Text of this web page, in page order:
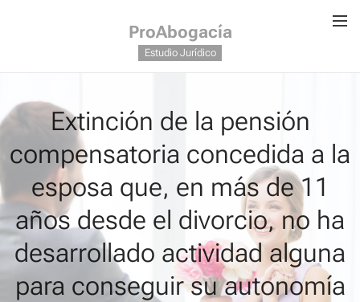
ProAbogacía
Estudio Jurídico
Extinción de la pensión
compensatoria concedida a la
esposa que, en más de 11
años desde el divorcio, no ha
desarrollado actividad alguna
para conseguir su autonomía